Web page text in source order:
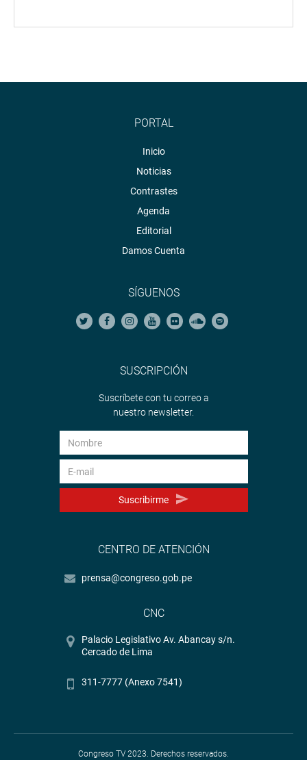
PORTAL
Inicio
Noticias
Contrastes
Agenda
Editorial
Damos Cuenta
SÍGUENOS
SUSCRIPCIÓN
Suscríbete con tu correo a
nuestro newsletter.
Suscribirme
CENTRO DE ATENCIÓN
prensa@congreso.gob.pe
CNC
Palacio Legislativo Av. Abancay s/n.
Cercado de Lima
311-7777 (Anexo 7541)
Congreso TV 2023. Derechos reservados.